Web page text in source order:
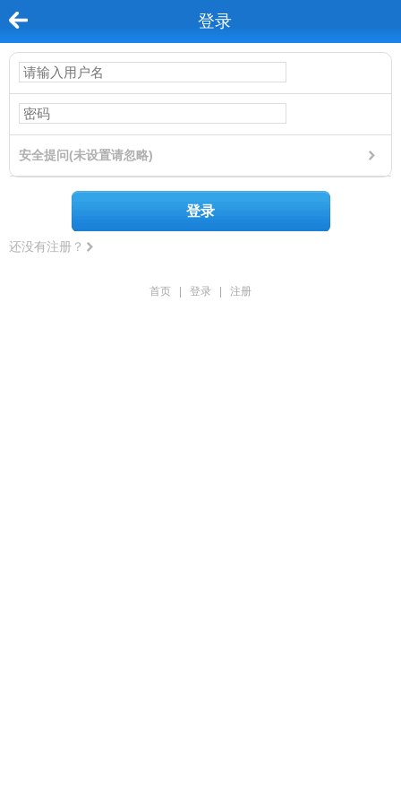
登录
安全提问(未设置请忽略)
登录
还没有注册？
首页 登录 注册